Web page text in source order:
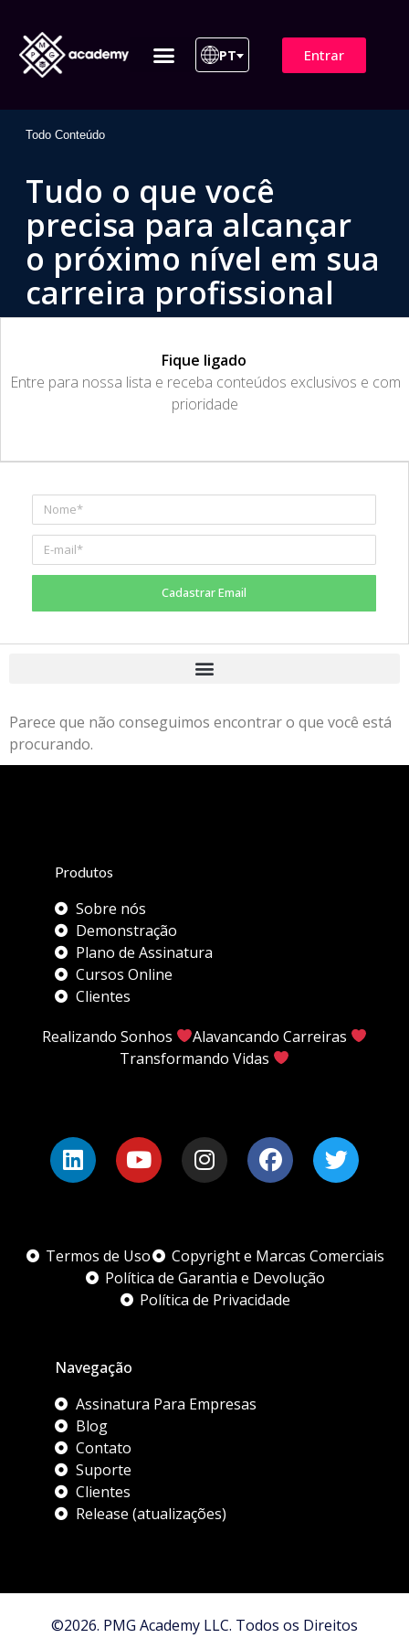
PT Entrar
Todo Conteúdo
Tudo o que você
precisa para alcançar
o próximo nível em sua
carreira profissional
Fique ligado
​Entre para nossa lista e receba conteúdos exclusivos e com
prioridade
Cadastrar Email
Parece que não conseguimos encontrar o que você está
procurando.
Produtos
Sobre nós
Demonstração
Plano de Assinatura
Cursos Online
Clientes
Realizando Sonhos
Alavancando Carreiras
Transformando Vidas
Termos de Uso
Copyright e Marcas Comerciais
Política de Garantia e Devolução
Política de Privacidade
Navegação
Assinatura Para Empresas
Blog
Contato
Suporte
Clientes
Release (atualizações)
©2026. PMG Academy LLC. Todos os Direitos